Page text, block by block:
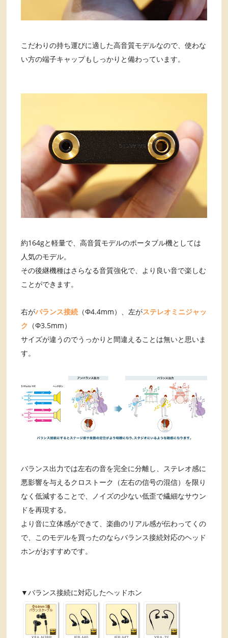
こだわりの持ち運びに適した高音質モデルなので、使わな
い方の端子キャップもしっかりと備わっています。
約164gと軽量で、高音質モデルのポータブル機としては
人気のモデル。
その後継機種はさらなる音質強化で、より良い音で楽しむ
ことができます。
右がバランス接続 （Φ4.4mm）、左がステレオミニジャッ
ク （Φ3.5mm）
サイズが違うのでうっかりと間違えることは無いと思いま
す。
バランス出力では左右の音を完全に分離し、ステレオ感に
悪影響を与えるクロストーク（左右の信号の混信）を限り
なく低減することで、ノイズの少ない低歪で繊細なサウン
ドを再現する。
より音に立体感ができて、楽曲のリアル感が伝わってくの
で、このモデルを買ったのならバランス接続対応のヘッド
ホンがおすすめです。
▼バランス接続に対応したヘッドホン